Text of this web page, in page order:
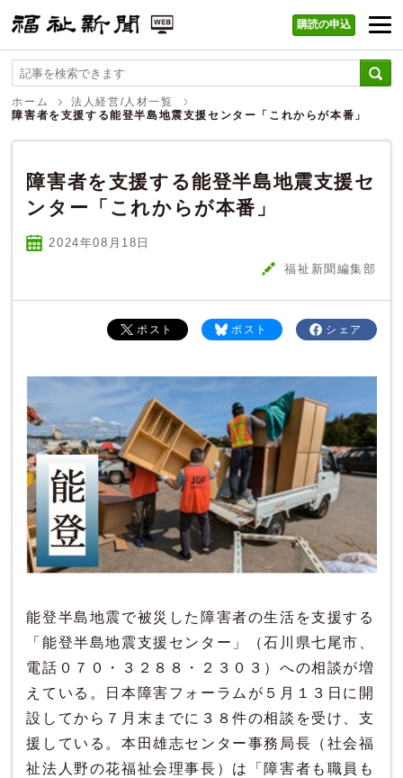
福祉新聞 WEB
購読の申込
ホーム
法人経営/人材一覧
障害者を支援する能登半島地震支援センター「これからが本番」
障害者を支援する能登半島地震支援セ
ンター「これからが本番」
2024年08 月 18 日
福祉新聞編集部
シェア
ポスト
ポスト
能登半島地震で被災した障害者の生活を支援する
「能登半島地震支援センター」（石川県七尾市、
電話０７０・３２８８・２３０３）への相談が増
えている。日本障害フォーラムが５月１３日に開
設してから７月末までに３８件の相談を受け、支
援している。本田雄志センター事務局長（社会福
祉法人野の花福祉会理事長）は「障害者も職員も